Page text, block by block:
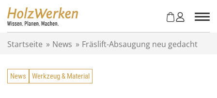
Startseite » News » Fräslift-Absaugung neu gedacht
News Werkzeug & Material